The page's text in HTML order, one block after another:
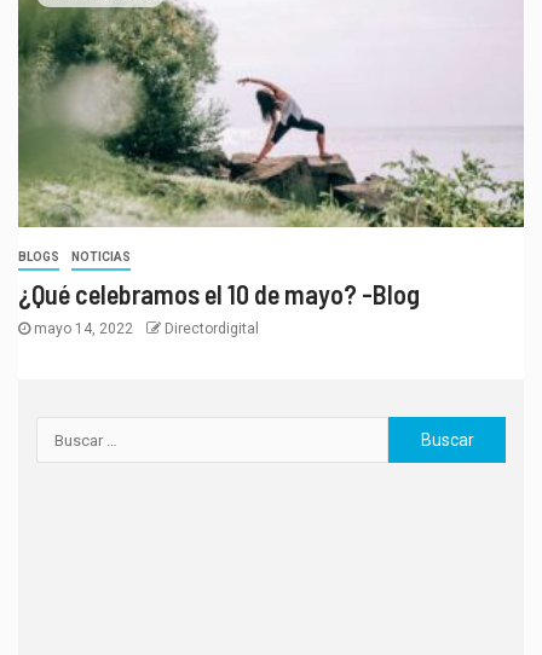
BLOGS NOTICIAS
¿Qué celebramos el 10 de mayo? -Blog
mayo 14, 2022 Directordigital